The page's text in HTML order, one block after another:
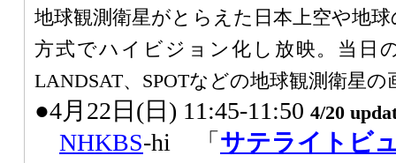
地球観測衛星がとらえた日本上空や地
方式でハイビジョン化し放映。当日
LANDSAT、SPOTなどの地球観測衛星
●4月22日(日) 11:45-11:50 4/20
NHKBS-hi 「 サテライトビ